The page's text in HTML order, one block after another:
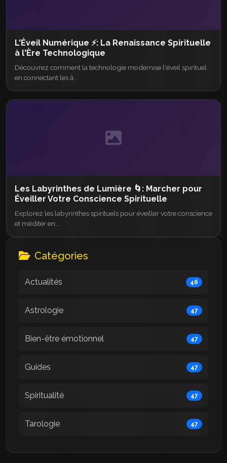
L'Éveil Numérique ⚡: La Renaissance Spirituelle
à l'Ère Technologique
Découvrez comment la technologie modernise l'éveil spirituel
en connectant les â...
Les Labyrinthes de Lumière 🌀: Marcher pour
Éveiller Votre Conscience Spirituelle
Explorez les labyrinthes spirituels pour éveiller votre conscience
et méditer en...
Catégories
Actualités 46
Astrologie 47
Bien-être émotionnel 47
Guides 47
Spiritualité 47
Tarologie 47